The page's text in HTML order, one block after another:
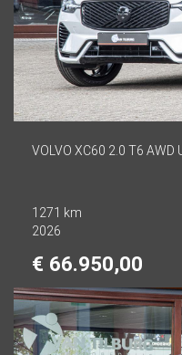
VOLVO XC60 2.0 T6 AWD
1271 km
2026
€ 66.950,00